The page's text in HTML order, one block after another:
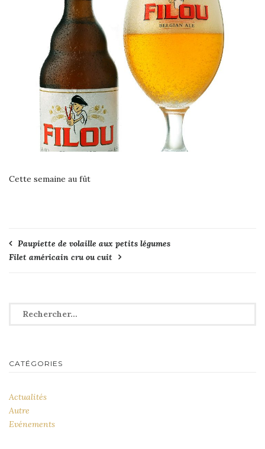
Cette semaine au fût
Navigation
de
Paupiette de volaille aux petits légumes
Filet américain cru ou cuit
Rechercher :
CATÉGORIES
Actualités
Autre
Evénements